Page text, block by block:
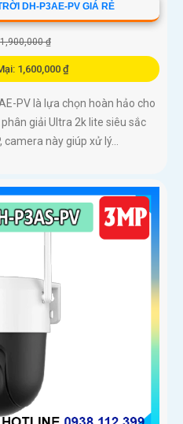
DH-P3AE-PV GIÁ RẺ
₫
1,600,000 ₫
PV là lựa chọn hoàn hảo cho
giải Ultra 2k lite siêu sắc
camera này giúp xử lý...